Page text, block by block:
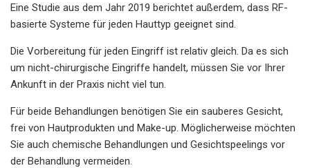
Eine Studie aus dem Jahr 2019 berichtet außerdem, dass RF-
basierte Systeme für jeden Hauttyp geeignet sind.
Die Vorbereitung für jeden Eingriff ist relativ gleich. Da es sich
um nicht-chirurgische Eingriffe handelt, müssen Sie vor Ihrer
Ankunft in der Praxis nicht viel tun.
Für beide Behandlungen benötigen Sie ein sauberes Gesicht,
frei von Hautprodukten und Make-up. Möglicherweise möchten
Sie auch chemische Behandlungen und Gesichtspeelings vor
der Behandlung vermeiden.